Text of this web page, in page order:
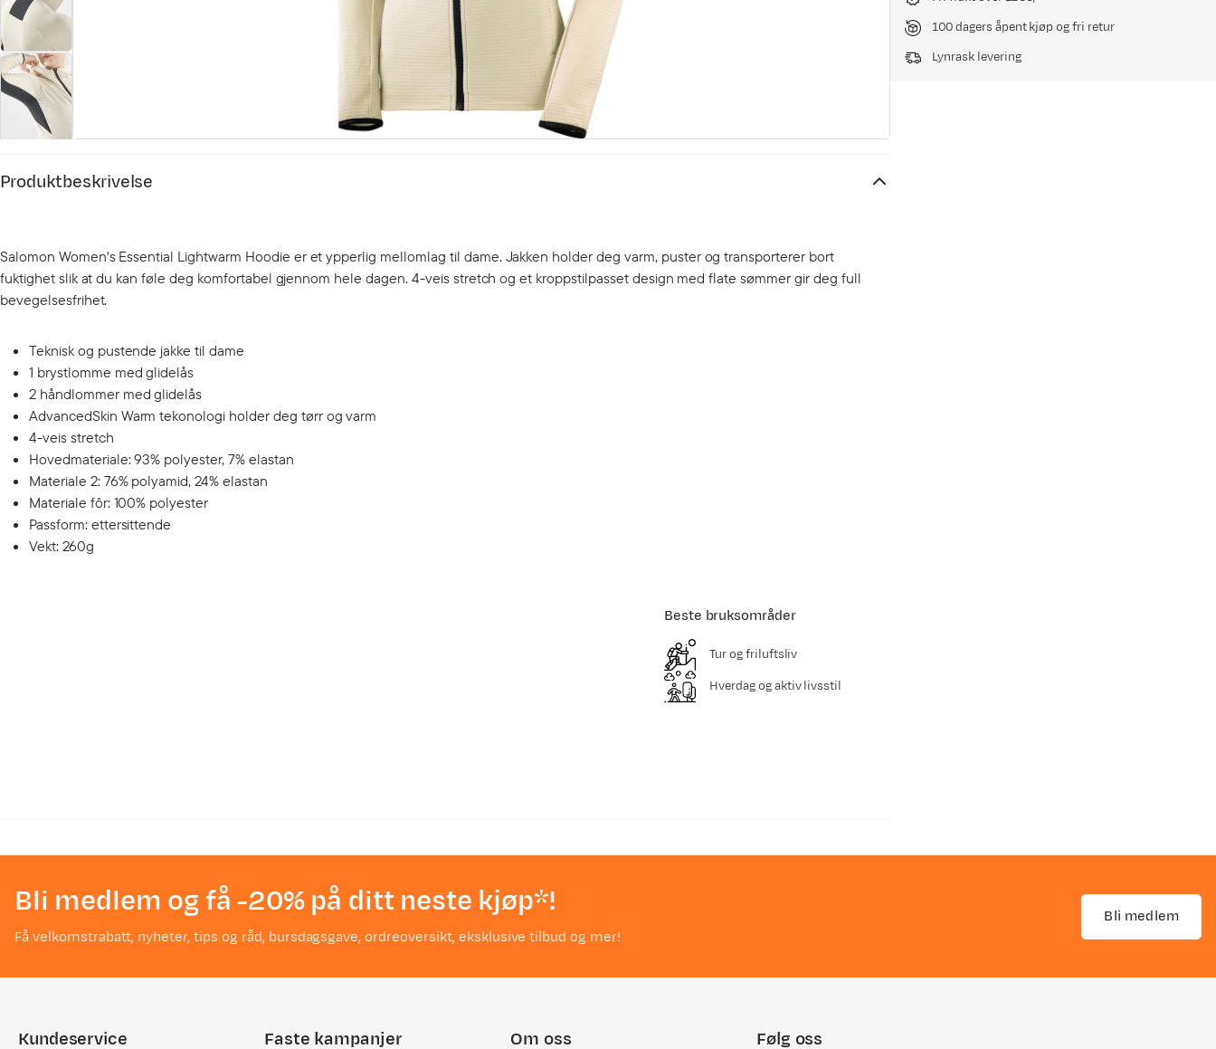
Produktbeskrivelse
Salomon Women's Essential Lightwarm Hoodie er et ypperlig mellomlag til dame. Jakken holder deg varm, puster og transporterer bort
fuktighet slik at du kan føle deg komfortabel gjennom hele dagen. 4-veis stretch og et kroppstilpasset design med flate sømmer gir deg full
bevegelsesfrihet.
Teknisk og pustende jakke til dame
1 brystlomme med glidelås
2 håndlommer med glidelås
AdvancedSkin Warm tekonologi holder deg tørr og varm
4-veis stretch
Hovedmateriale: 93% polyester, 7% elastan
Materiale 2: 76% polyamid, 24% elastan
Materiale fôr: 100% polyester
Passform: ettersittende
Vekt: 260g
Beste bruksområder
Tur og friluftsliv
Hverdag og aktiv livsstil
100 dagers åpent kjøp og fri retur
Lynrask levering
Bli medlem og få -20% på ditt neste kjøp*!
Få velkomstrabatt, nyheter, tips og råd, bursdagsgave, ordreoversikt, eksklusive tilbud og mer!
Bli medlem
Kundeservice Faste kampanjer Om oss Følg oss